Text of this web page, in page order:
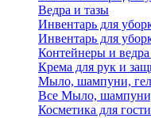
Ведра и тазы
Инвентарь для
Инвентарь для
Контейнеры и
Крема для рук и
Мыло, шампуни,
Все Мыло,
Косметика для